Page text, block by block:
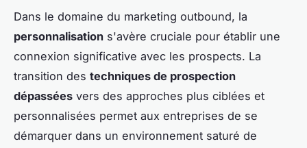
Dans le domaine du marketing outbound, la
personnalisation s'avère cruciale pour établir une
connexion significative avec les prospects. La
transition des techniques de prospection
dépassées vers des approches plus ciblées et
personnalisées permet aux entreprises de se
démarquer dans un environnement saturé de